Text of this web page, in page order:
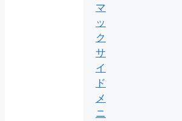
マ
ッ
ク
サ
イ
ド
メ
ニ